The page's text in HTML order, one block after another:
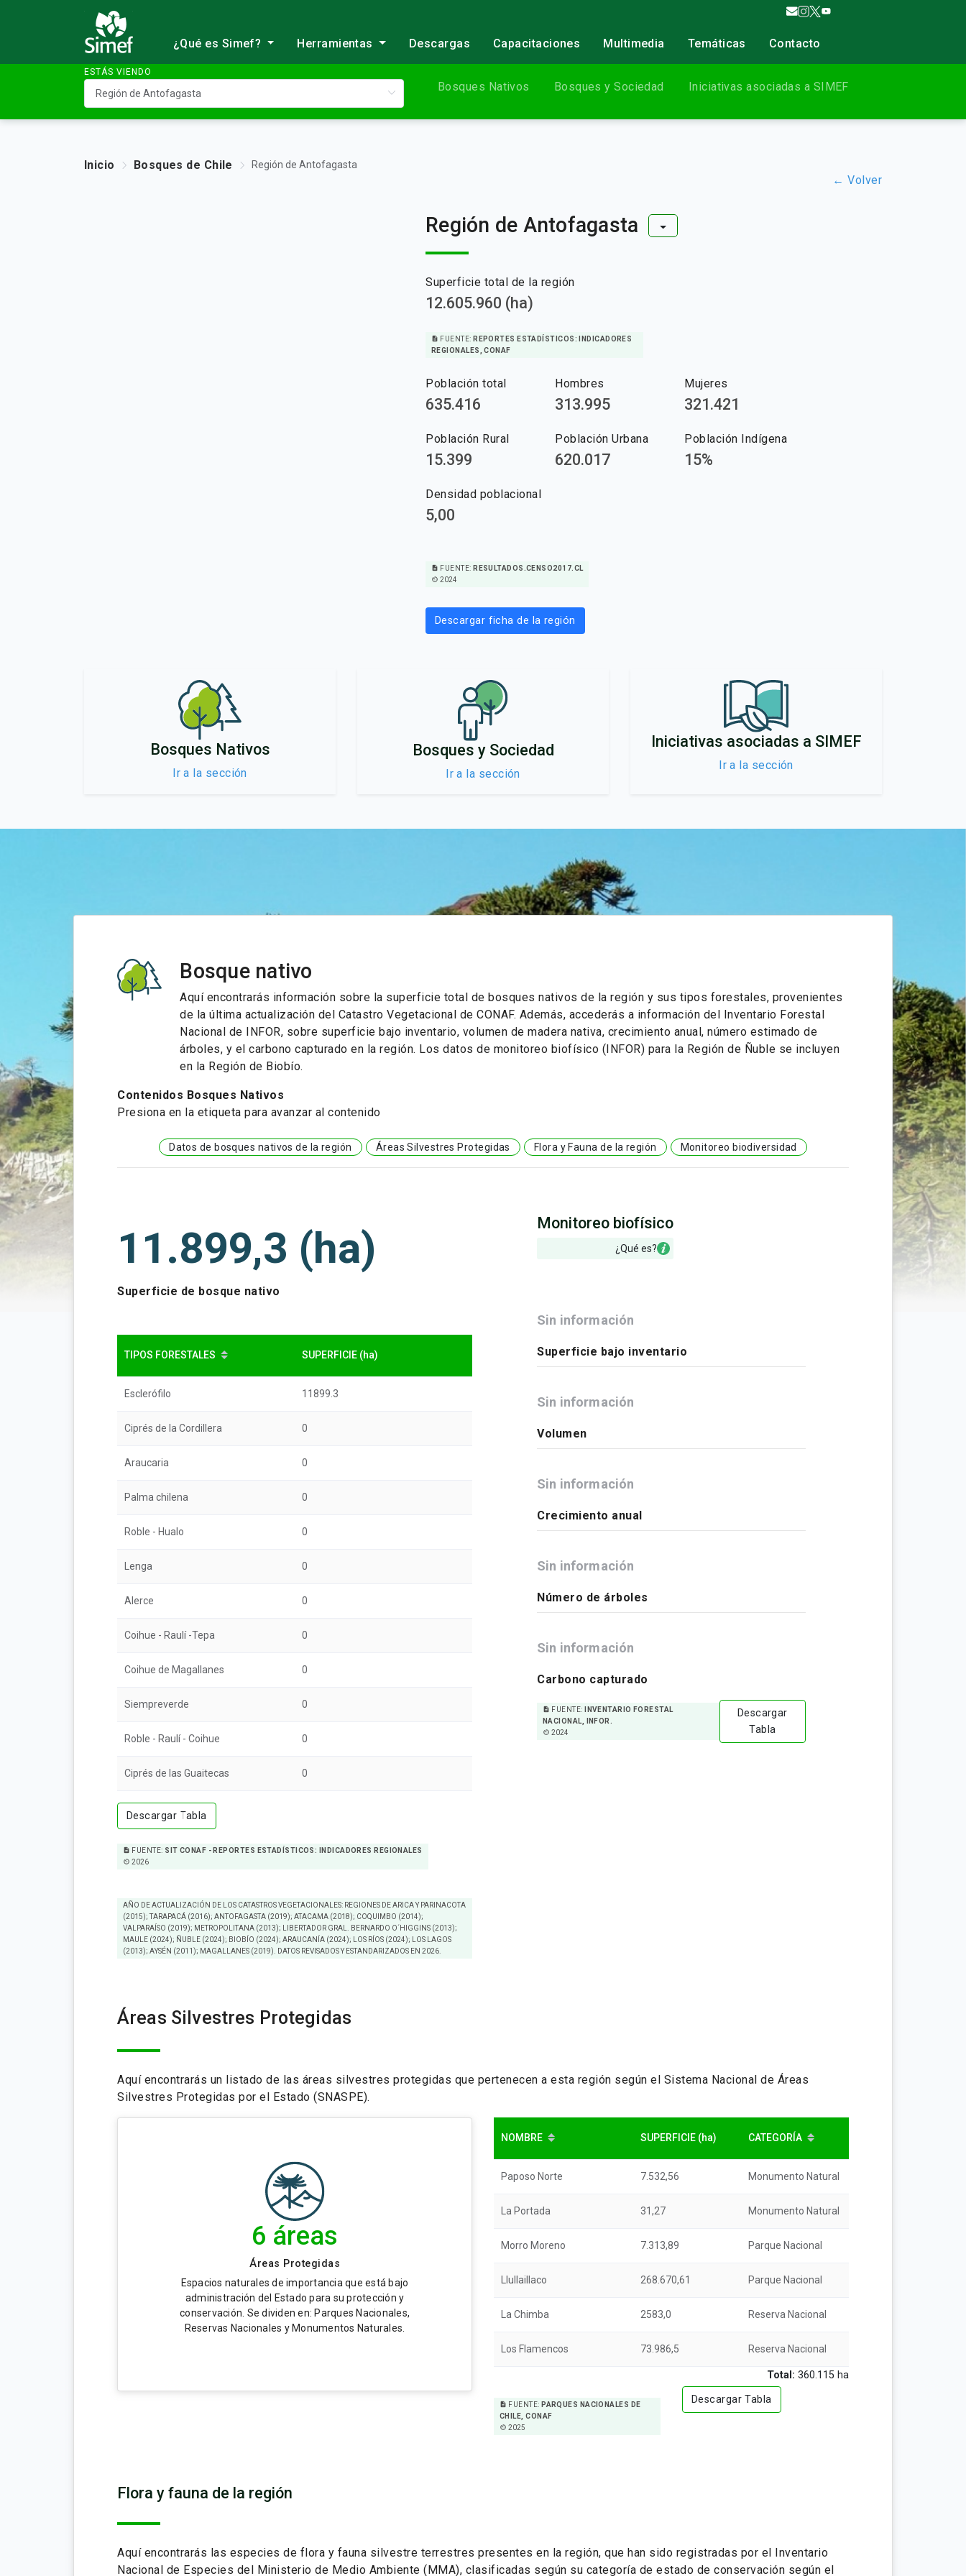
¿Qué es Simef? Herramientas Descargas Capacitaciones Multimedia Temáticas Contacto
ESTÁS VIENDO
Bosques Nativos Bosques y Sociedad Iniciativas asociadas a SIMEF
Inicio Bosques de Chile Región de Antofagasta
← Volver
Región de Antofagasta
Superficie total de la región
12.605.960 (ha)
description FUENTE: REPORTES ESTADÍSTICOS: INDICADORES
REGIONALES, CONAF
Población total
635.416
Hombres
313.995
Mujeres
321.421
Población Rural
15.399
Población Urbana
620.017
Población Indígena
15%
Densidad poblacional
5,00
description FUENTE: RESULTADOS.CENSO2017.CL
av_timer 2024
Descargar ficha de la región
Bosques Nativos
Ir a la sección
Bosques y Sociedad
Ir a la sección
Iniciativas asociadas a SIMEF
Ir a la sección
Bosque nativo
Aquí encontrarás información sobre la superficie total de bosques nativos de la región y sus tipos forestales, provenientes
de la última actualización del Catastro Vegetacional de CONAF. Además, accederás a información del Inventario Forestal
Nacional de INFOR, sobre superficie bajo inventario, volumen de madera nativa, crecimiento anual, número estimado de
árboles, y el carbono capturado en la región. Los datos de monitoreo biofísico (INFOR) para la Región de Ñuble se incluyen
en la Región de Biobío.
Contenidos Bosques Nativos
Presiona en la etiqueta para avanzar al contenido
Datos de bosques nativos de la región Áreas Silvestres Protegidas Flora y Fauna de la región Monitoreo biodiversidad
11.899,3 (ha)
Superficie de bosque nativo
TIPOS FORESTALES SUPERFICIE (ha)
Esclerófilo 11899.3
Ciprés de la Cordillera 0
Araucaria 0
Palma chilena 0
Roble - Hualo 0
Lenga 0
Alerce 0
Coihue - Raulí -Tepa 0
Coihue de Magallanes 0
Siempreverde 0
Roble - Raulí - Coihue 0
Ciprés de las Guaitecas 0
Descargar Tabla
description FUENTE: SIT CONAF - REPORTES ESTADÍSTICOS: INDICADORES REGIONALES
av_timer 2026
AÑO DE ACTUALIZACIÓN DE LOS CATASTROS VEGETACIONALES: REGIONES DE ARICA Y PARINACOTA
(2015); TARAPACÁ (2016); ANTOFAGASTA (2019); ATACAMA (2018); COQUIMBO (2014);
VALPARAÍSO (2019); METROPOLITANA (2013); LIBERTADOR GRAL. BERNARDO O´HIGGINS (2013);
MAULE (2024); ÑUBLE (2024); BIOBÍO (2024); ARAUCANÍA (2024); LOS RÍOS (2024); LOS LAGOS
(2013); AYSÉN (2011); MAGALLANES (2019). DATOS REVISADOS Y ESTANDARIZADOS EN 2026.
Monitoreo biofísico
¿Qué es?
Sin información
Superficie bajo inventario
Sin información
Volumen
Sin información
Crecimiento anual
Sin información
Número de árboles
Sin información
Carbono capturado
description FUENTE:
INVENTARIO FORESTAL
NACIONAL, INFOR.
av_timer 2024
Descargar
Tabla
Áreas Silvestres Protegidas
Aquí encontrarás un listado de las áreas silvestres protegidas que pertenecen a esta región según el Sistema Nacional de Áreas
Silvestres Protegidas por el Estado (SNASPE).
6 áreas
Áreas Protegidas
Espacios naturales de importancia que está bajo
administración del Estado para su protección y
conservación. Se dividen en: Parques Nacionales,
Reservas Nacionales y Monumentos Naturales.
NOMBRE SUPERFICIE (ha) CATEGORÍA
Paposo Norte 7.532,56 Monumento Natural
La Portada 31,27 Monumento Natural
Morro Moreno 7.313,89 Parque Nacional
Llullaillaco 268.670,61 Parque Nacional
La Chimba 2583,0 Reserva Nacional
Los Flamencos 73.986,5 Reserva Nacional
Total: 360.115 ha
description FUENTE: PARQUES NACIONALES DE
CHILE, CONAF
av_timer 2025
Descargar Tabla
Flora y fauna de la región
Aquí encontrarás las especies de flora y fauna silvestre terrestres presentes en la región, que han sido registradas por el Inventario
Nacional de Especies del Ministerio de Medio Ambiente (MMA), clasificadas según su categoría de estado de conservación según el